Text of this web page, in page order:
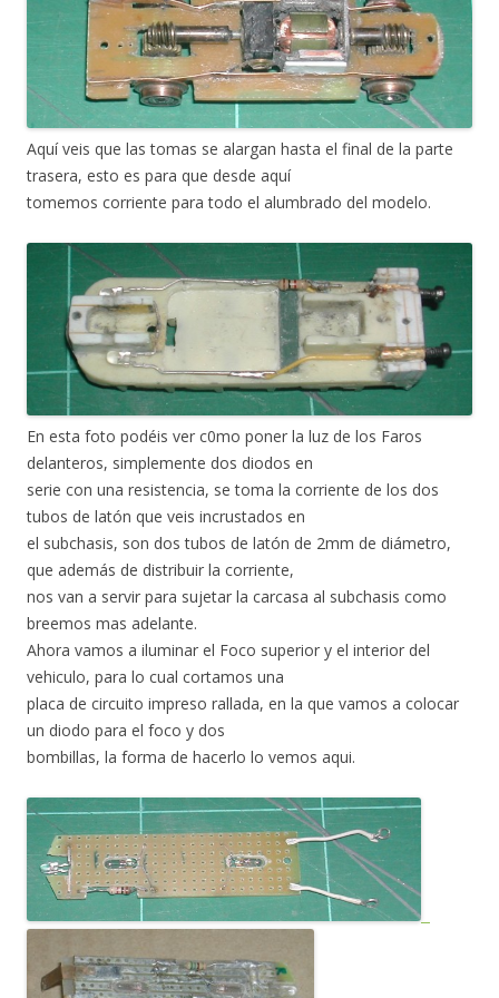
Aquí veis que las tomas se alargan hasta el final de la parte
trasera, esto es para que desde aquí
tomemos corriente para todo el alumbrado del modelo.
En esta foto podéis ver c0mo poner la luz de los Faros
delanteros, simplemente dos diodos en
serie con una resistencia, se toma la corriente de los dos
tubos de latón que veis incrustados en
el subchasis, son dos tubos de latón de 2mm de diámetro,
que además de distribuir la corriente,
nos van a servir para sujetar la carcasa al subchasis como
breemos mas adelante.
Ahora vamos a iluminar el Foco superior y el interior del
vehiculo, para lo cual cortamos una
placa de circuito impreso rallada, en la que vamos a colocar
un diodo para el foco y dos
bombillas, la forma de hacerlo lo vemos aqui.